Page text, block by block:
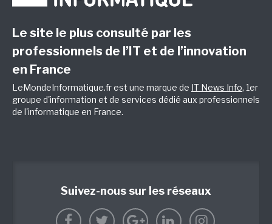
Le site le plus consulté par les
professionnels de l’IT et de l’innovation
en France
LeMondeInformatique.fr est une marque de IT News Info, 1er
groupe d'information et de services dédié aux professionnels
de l'informatique en France.
Suivez-nous sur les réseaux